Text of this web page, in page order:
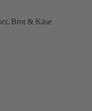
Brot & Käse